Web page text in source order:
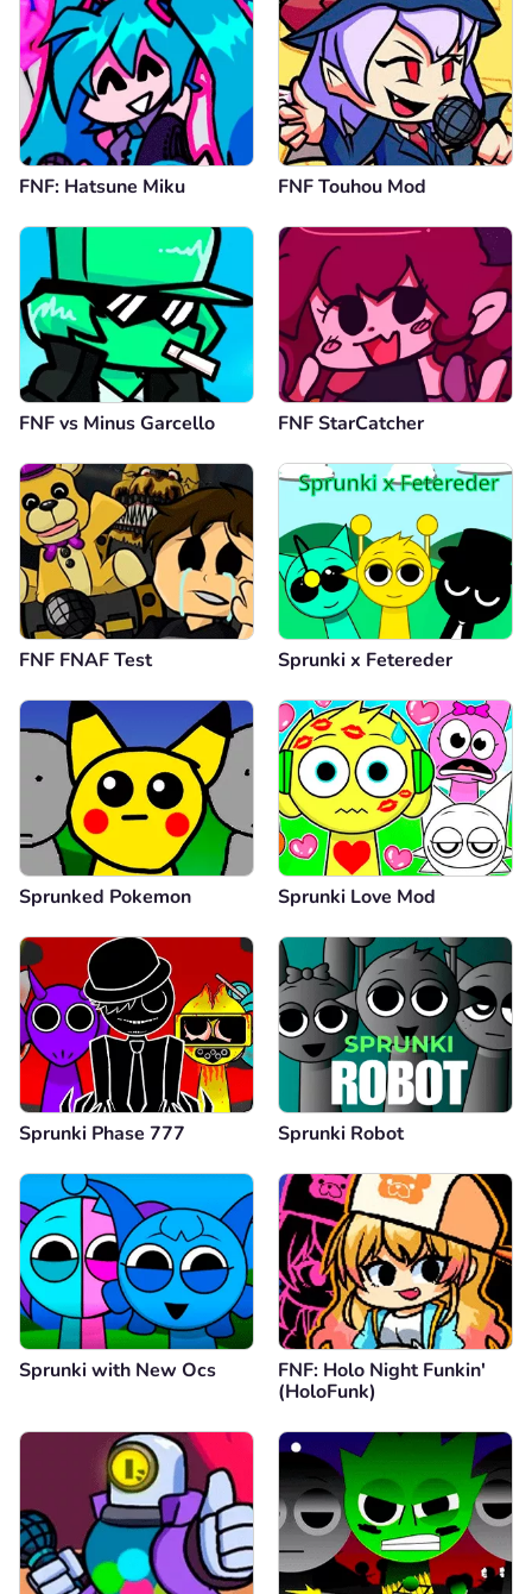
FNF: Hatsune Miku FNF Touhou Mod
FNF vs Minus Garcello FNF StarCatcher
FNF FNAF Test Sprunki x Fetereder
Sprunked Pokemon Sprunki Love Mod
Sprunki Phase 777 Sprunki Robot
Sprunki with New Ocs
FNF: Holo Night Funkin'
(HoloFunk)